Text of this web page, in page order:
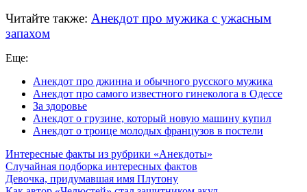
Читайте также: Анекдот про мужика с ужасным
запахом
Еще:
Анекдот про джинна и обычного русского мужика
Анекдот про самого известного гинеколога в Одессе
За здоровье
Анекдот о грузине, который новую машину купил
Анекдот о троице молодых французов в постели
Интересные факты из рубрики «Анекдоты»
Случайная подборка интересных фактов
Девочка, придумавшая имя Плутону